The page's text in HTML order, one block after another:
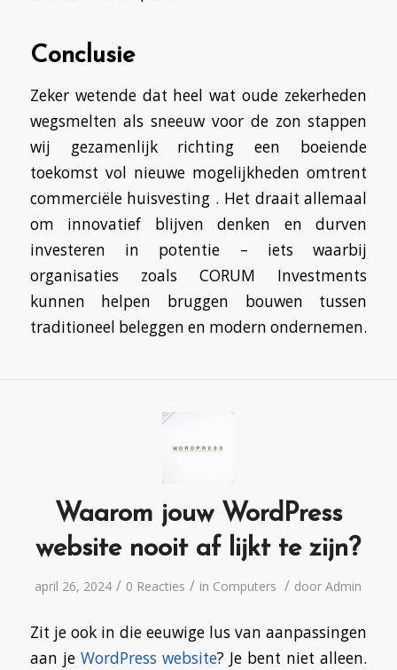
Conclusie
Zeker wetende dat heel wat oude zekerheden
wegsmelten als sneeuw voor de zon stappen
wij gezamenlijk richting een boeiende
toekomst vol nieuwe mogelijkheden omtrent
commerciële huisvesting . Het draait allemaal
om innovatief blijven denken en durven
investeren in potentie – iets waarbij
organisaties zoals CORUM Investments
kunnen helpen bruggen bouwen tussen
traditioneel beleggen en modern ondernemen.
Waarom jouw WordPress
website nooit af lijkt te zijn?
april 26, 2024 / 0 Reacties / in Computers / doorAdmin
Zit je ook in die eeuwige lus van aanpassingen
aan je WordPress website? Je bent niet alleen.